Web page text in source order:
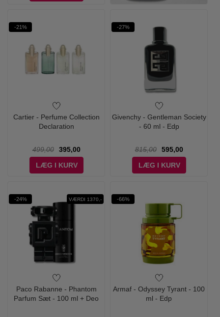
-21%
Cartier - Perfume Collection
Declaration
499,00
395,00
LÆG I KURV
-27%
Givenchy - Gentleman Society
- 60 ml - Edp
815,00
595,00
LÆG I KURV
-24% VÆRDI 1370,-
Paco Rabanne - Phantom
Parfum Sæt - 100 ml + Deo
-66%
Armaf - Odyssey Tyrant - 100
ml - Edp